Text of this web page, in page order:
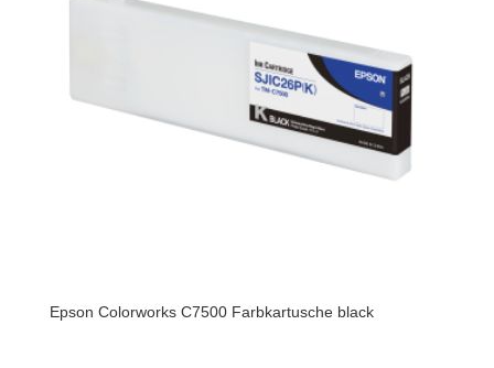
Epson Colorworks C7500 Farbkartusche black